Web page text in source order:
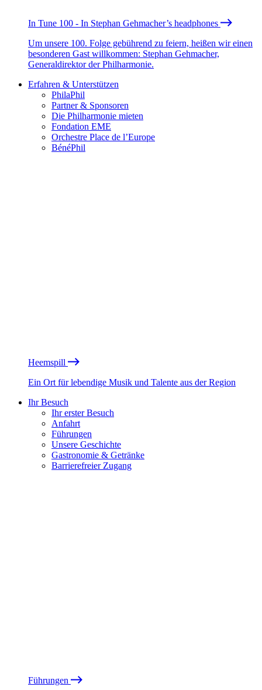
In Tune 100 - In Stephan Gehmacher’s headphones
Um unsere 100. Folge gebührend zu feiern, heißen wir einen
besonderen Gast willkommen: Stephan Gehmacher,
Generaldirektor der Philharmonie.
Erfahren & Unterstützen
PhilaPhil
Partner & Sponsoren
Die Philharmonie mieten
Fondation EME
Orchestre Place de l’Europe
BénéPhil
Heemspill
Ein Ort für lebendige Musik und Talente aus der Region
Ihr Besuch
Ihr erster Besuch
Anfahrt
Führungen
Unsere Geschichte
Gastronomie & Getränke
Barrierefreier Zugang
Führungen